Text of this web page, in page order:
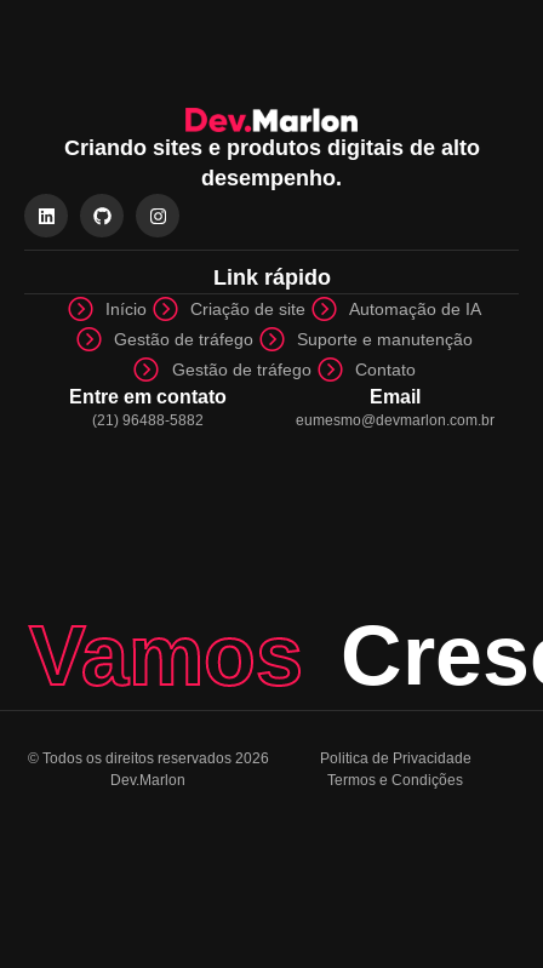
Criando sites e produtos digitais de alto
desempenho.
Link rápido
Início Criação de site
Automação de IA
Gestão de tráfego
Suporte e manutenção
Gestão de tráfego
Contato
Entre em contato
(21) 96488-5882
Email
eumesmo@devmarlon.com.br
Vamos
© Todos os direitos reservados 2026
Dev.Marlon
Politica de Privacidade
Termos e Condições